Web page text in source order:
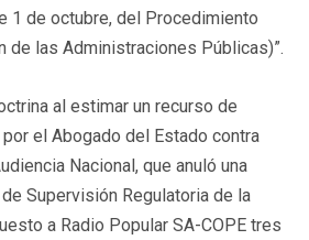
1 de octubre, del Procedimiento
de las Administraciones Públicas)”.
al estimar un recurso de
el Abogado del Estado contra
Nacional, que anuló una
Supervisión Regulatoria de la
a Radio Popular SA-COPE tres